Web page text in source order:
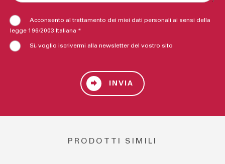
Acconsento al trattamento dei miei dati personali ai sensi della
legge 196/2003 Italiana *
Sì, voglio iscrivermi alla newsletter del vostro sito
INVIA
PRODOTTI SIMILI